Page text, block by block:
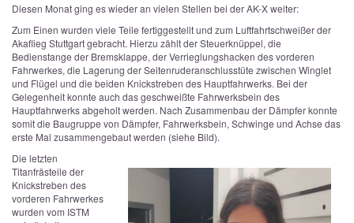
Diesen Monat ging es wieder an vielen Stellen bei der AK-X weiter:
Zum Einen wurden viele Teile fertiggestellt und zum Luftfahrtschweißer der
Akaflieg Stuttgart gebracht. Hierzu zählt der Steuerknüppel, die
Bedienstange der Bremsklappe, der Verrieglungshacken des vorderen
Fahrwerkes, die Lagerung der Seitenruderanschlusstüte zwischen Winglet
und Flügel und die beiden Knickstreben des Hauptfahrwerks. Bei der
Gelegenheit konnte auch das geschweißte Fahrwerksbein des
Hauptfahrwerks abgeholt werden. Nach Zusammenbau der Dämpfer konnte
somit die Baugruppe von Dämpfer, Fahrwerksbein, Schwinge und Achse das
erste Mal zusammengebaut werden (siehe Bild).
Die letzten
Titanfrästeile der
Knickstreben des
vorderen Fahrwerkes
wurden vom ISTM